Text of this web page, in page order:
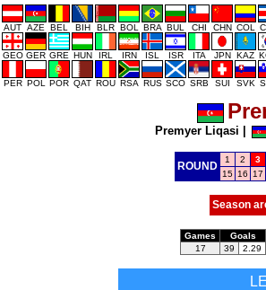
AUT AZE BEL BIH BLR BOL BRA BUL CHI CHN COL
GEO GER GRE HUN IRL IRN ISL ISR ITA JPN KAZ
PER POL POR QAT ROU RSA RUS SCO SRB SUI SVK
Premyer Liqasi
ROUND
1 2
3
15 16 17
Season
Games
Goals
17
39 2.29